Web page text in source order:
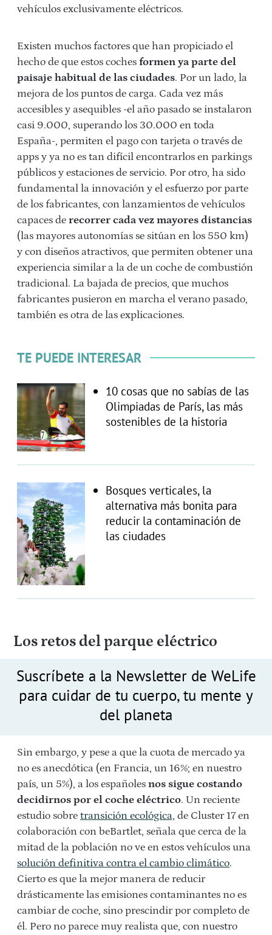
vehículos exclusivamente eléctricos.
Existen muchos factores que han propiciado el
hecho de que estos coches formen ya parte del
paisaje habitual de las ciudades. Por un lado, la
mejora de los puntos de carga. Cada vez más
accesibles y asequibles -el año pasado se instalaron
casi 9.000, superando los 30.000 en toda
España-, permiten el pago con tarjeta o través de
apps y ya no es tan difícil encontrarlos en parkings
públicos y estaciones de servicio. Por otro, ha sido
fundamental la innovación y el esfuerzo por parte
de los fabricantes, con lanzamientos de vehículos
capaces de recorrer cada vez mayores distancias
(las mayores autonomías se sitúan en los 550 km)
y con diseños atractivos, que permiten obtener una
experiencia similar a la de un coche de combustión
tradicional. La bajada de precios, que muchos
fabricantes pusieron en marcha el verano pasado,
también es otra de las explicaciones.
TE PUEDE INTERESAR
10 cosas que no sabías de las
Olimpiadas de París, las más
sostenibles de la historia
Bosques verticales, la
alternativa más bonita para
reducir la contaminación de
las ciudades
Los retos del parque eléctrico
Suscríbete a la Newsletter de WeLife
para cuidar de tu cuerpo, tu mente y
del planeta
Sin embargo, y pese a que la cuota de mercado ya
no es anecdótica (en Francia, un 16%; en nuestro
país, un 5%), a los españoles nos sigue costando
decidirnos por el coche eléctrico. Un reciente
estudio sobre transición ecológica, de Cluster 17 en
colaboración con beBartlet, señala que cerca de la
mitad de la población no ve en estos vehículos una
solución definitiva contra el cambio climático.
Cierto es que la mejor manera de reducir
drásticamente las emisiones contaminantes no es
cambiar de coche, sino prescindir por completo de
él. Pero no parece muy realista que, con nuestro